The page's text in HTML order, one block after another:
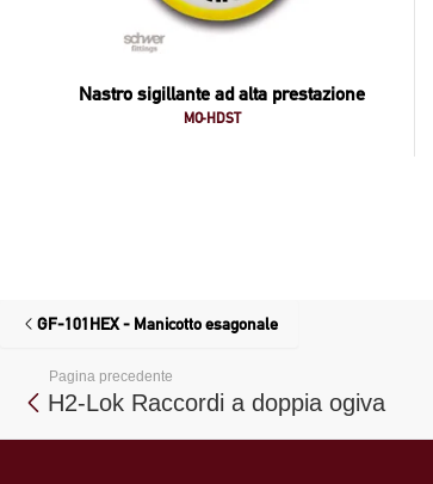
Nastro sigillante ad alta prestazione
MO-HDST
GF-101HEX - Manicotto esagonale
Pagina precedente
H2-Lok Raccordi a doppia ogiva